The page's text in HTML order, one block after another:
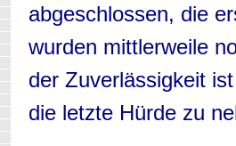
abgeschlossen, die
wurden mittlerweile
der Zuverlässigkeit
die letzte Hürde zu